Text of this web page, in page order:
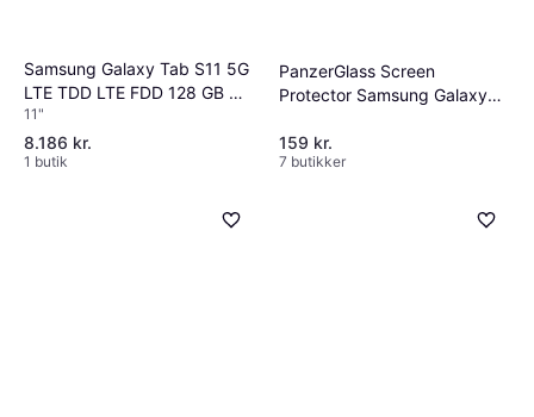
Samsung Galaxy Tab S11 5G
LTE TDD LTE FDD 128 GB Wi-
Fi 6E
11"
8.186 kr.
1 butik
PanzerGlass Screen
Protector Samsung Galaxy
Ultra
159 kr.
7 butikker